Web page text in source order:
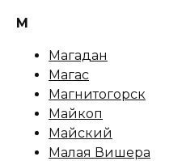
М
Магадан
Магас
Магнитогорск
Майкоп
Майский
Малая Вишера